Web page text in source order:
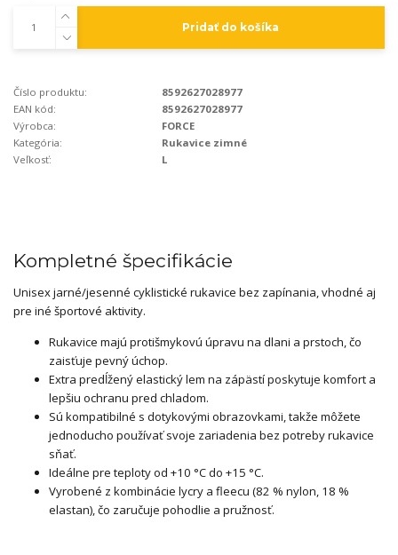
Pridať do košíka
Číslo produktu:
8592627028977
EAN kód:
8592627028977
Výrobca:
FORCE
Kategória:
Rukavice zimné
Veľkosť:
L
Kompletné špecifikácie
Unisex jarné/jesenné cyklistické rukavice bez zapínania, vhodné aj
pre iné športové aktivity.
Rukavice majú protišmykovú úpravu na dlani a prstoch, čo
zaisťuje pevný úchop.
Extra predĺžený elastický lem na zápästí poskytuje komfort a
lepšiu ochranu pred chladom.
Sú kompatibilné s dotykovými obrazovkami, takže môžete
jednoducho používať svoje zariadenia bez potreby rukavice
sňať.
Ideálne pre teploty od +10 °C do +15 °C.
Vyrobené z kombinácie lycry a fleecu (82 % nylon, 18 %
elastan), čo zaručuje pohodlie a pružnosť.